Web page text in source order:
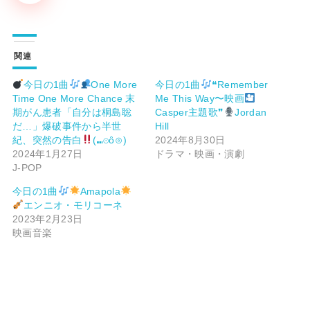
関連
今日の1曲
One More
Time One More Chance 末
期がん患者「自分は桐島聡
だ…」爆破事件から半世
紀、突然の告白
(⁠⑉⁠⊙⁠ȏ⁠⊙⁠)
2024年1月27日
J-POP
今日の1曲
❝Remember
Me This Way〜映画
Casper主題歌❞
Jordan
Hill
2024年8月30日
ドラマ・映画・演劇
今日の1曲
Amapola
エンニオ・モリコーネ
2023年2月23日
映画音楽